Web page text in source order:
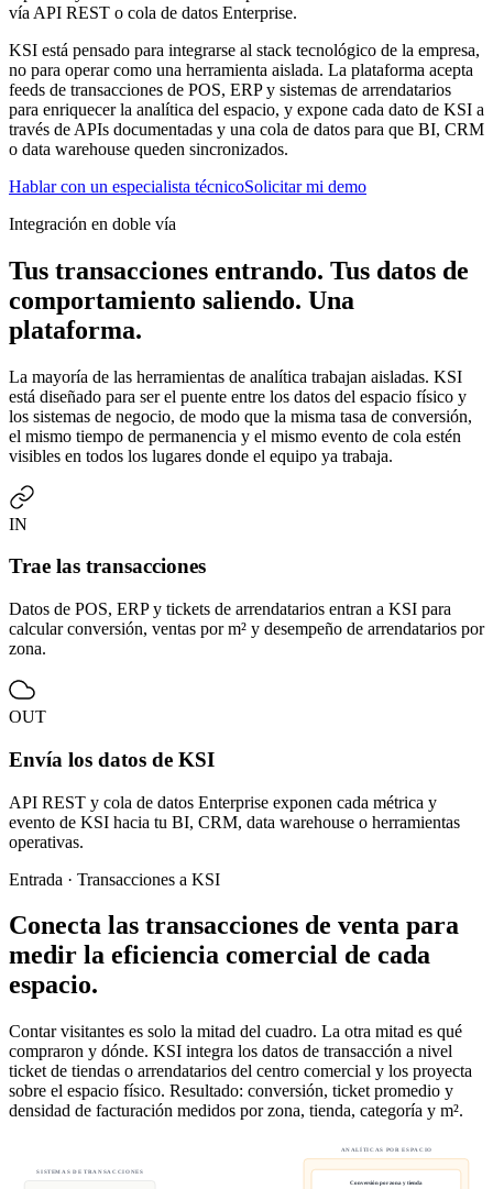
vía API REST o cola de datos Enterprise.
KSI está pensado para integrarse al stack tecnológico de la empresa,
no para operar como una herramienta aislada. La plataforma acepta
feeds de transacciones de POS, ERP y sistemas de arrendatarios
para enriquecer la analítica del espacio, y expone cada dato de KSI a
través de APIs documentadas y una cola de datos para que BI, CRM
o data warehouse queden sincronizados.
Hablar con un especialista técnicoSolicitar mi demo
Integración en doble vía
Tus transacciones entrando. Tus datos de
comportamiento saliendo. Una
plataforma.
La mayoría de las herramientas de analítica trabajan aisladas. KSI
está diseñado para ser el puente entre los datos del espacio físico y
los sistemas de negocio, de modo que la misma tasa de conversión,
el mismo tiempo de permanencia y el mismo evento de cola estén
visibles en todos los lugares donde el equipo ya trabaja.
IN
Trae las transacciones
Datos de POS, ERP y tickets de arrendatarios entran a KSI para
calcular conversión, ventas por m² y desempeño de arrendatarios por
zona.
OUT
Envía los datos de KSI
API REST y cola de datos Enterprise exponen cada métrica y
evento de KSI hacia tu BI, CRM, data warehouse o herramientas
operativas.
Entrada · Transacciones a KSI
Conecta las transacciones de venta para
medir la eficiencia comercial de cada
espacio.
Contar visitantes es solo la mitad del cuadro. La otra mitad es qué
compraron y dónde. KSI integra los datos de transacción a nivel
ticket de tiendas o arrendatarios del centro comercial y los proyecta
sobre el espacio físico. Resultado: conversión, ticket promedio y
densidad de facturación medidos por zona, tienda, categoría y m².
SISTEMAS DE TRANSACCIONES
ANALÍTICAS POR ESPACIO
Conversión por zona y tienda